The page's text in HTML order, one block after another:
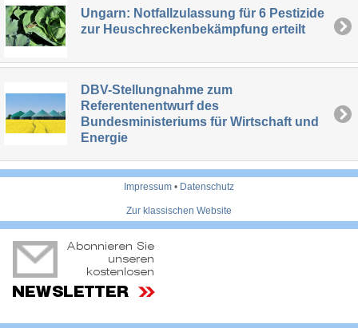
Ungarn: Notfallzulassung für 6 Pestizide
zur Heuschreckenbekämpfung erteilt
DBV-Stellungnahme zum
Referentenentwurf des
Bundesministeriums für Wirtschaft und
Energie
Impressum • Datenschutz
Zur klassischen Website